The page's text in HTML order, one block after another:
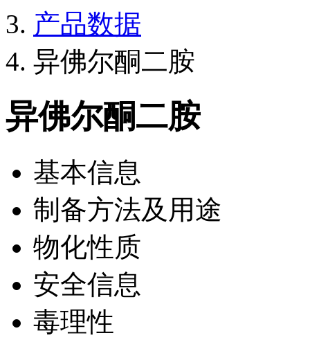
产品数据
异佛尔酮二胺
异佛尔酮二胺
基本信息
制备方法及用途
物化性质
安全信息
毒理性